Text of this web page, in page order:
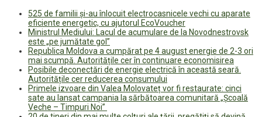
525 de familii și-au înlocuit electrocasnicele vechi cu aparate
eficiente energetic, cu ajutorul EcoVoucher
Ministrul Mediului: Lacul de acumulare de la Novodnestrovsk
este „pe jumătate gol”
Republica Moldova a cumpărat pe 4 august energie de 2-3 ori
mai scumpă. Autoritățile cer în continuare economisirea
Posibile deconectări de energie electrică în această seară.
Autoritățile cer reducerea consumului
Primele izvoare din Valea Molovateț vor fi restaurate: cinci
sate au lansat campania la sărbătoarea comunitară „Școală
Veche – Timpuri Noi”